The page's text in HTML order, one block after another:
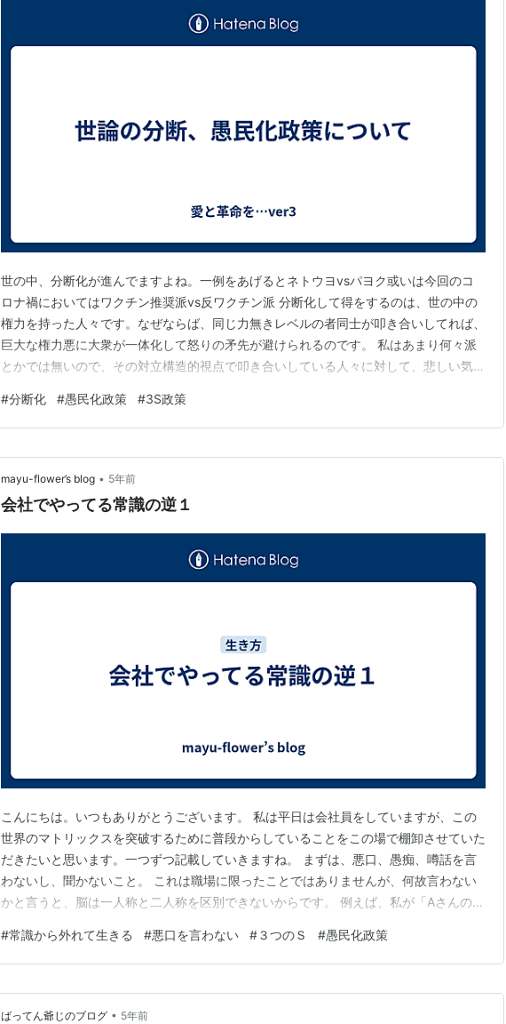
世の中、分断化が進んでますよね。一例をあげるとネトウヨvsパヨク或いは今回のコ
ロナ禍においてはワクチン推奨派vs反ワクチン派 分断化して得をするのは、世の中の
権力を持った人々です。なぜならば、同じ力無きレベルの者同士が叩き合いしてれば、
巨大な権力悪に大衆が一体化して怒りの矛先が避けられるのです。 私はあまり何々派
とかでは無いので、その対立構造的視点で叩き合いしている人々に対して、悲しい気分
れ、さらに弱い者を叩く〜」というフレーズがあります。 まさにこの構図が激化して
いるのが現在の有様です。 これは何者かに仕組まれてい…
#分断化 #愚民化政策 #3S政策
mayu-flower’s blog • 5年前
会社でやってる常識の逆１
こんにちは。いつもありがとうございます。 私は平日は会社員をしていますが、この
世界のマトリックスを突破するために普段からしていることをこの場で棚卸させていた
だきたいと思います。一つずつ記載していきますね。 まずは、悪口、愚痴、噂話を言
わないし、聞かないこと。 これは職場に限ったことではありませんが、何故言わない
かと言うと、脳は一人称と二人称を区別できないからです。 例えば、私が「Aさんのこ
と言っているのと同じということになります。 悪口、愚痴、噂話が多い人は言うたび
に自分をいじめているのですね。（噂話というのは往々に…
#常識から外れて生きる #悪口を言わない #３つのＳ #愚民化政策
ばってん爺じのブログ • 5年前